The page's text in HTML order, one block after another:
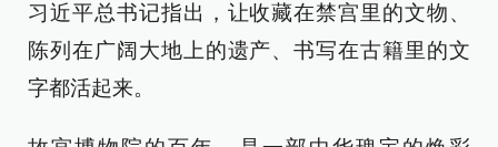
习近平总书记指出，让收藏在禁宫里的文物、
陈列在广阔大地上的遗产、书写在古籍里的文
字都活起来。